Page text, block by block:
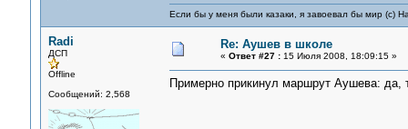
Если бы у меня были казаки, я завоевал бы мир (с)
Radi
ДСП
Offline
Сообщений: 2,568
Re: Аушев в школе
« Ответ #27 :15 Июля 2008, 18:09:15 »
Примерно прикинул маршрут Аушева: да,